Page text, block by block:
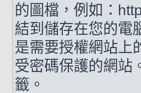
的圖檔，例如：
結到儲存在您的電
是需要授權網站上
受密碼保護的網站
籤。